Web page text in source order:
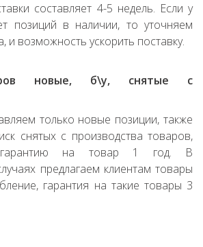
составляет 4-5 недель. Если у
позиций в наличии, то уточняем
и возможность ускорить поставку.
новые, б\у, снятые с
только новые позиции, также
снятых с производства товаров,
гарантию на товар 1 год. В
предлагаем клиентам товары
гарантия на такие товары 3